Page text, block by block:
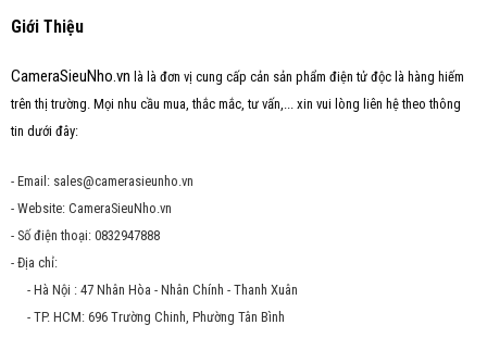
Giới Thiệu
CameraSieuNho.vn là là đơn vị cung cấp cản sản phẩm điện tử độc là hàng hiếm
trên thị trường. Mọi nhu cầu mua, thắc mắc, tư vấn,... xin vui lòng liên hệ theo thông
tin dưới đây:
- Email: sales@camerasieunho.vn
- Website: CameraSieuNho.vn
- Số điện thoại: 0832947888
- Địa chỉ:
- Hà Nội : 47 Nhân Hòa - Nhân Chính - Thanh Xuân
- TP. HCM: 696 Trường Chinh, Phường Tân Bình